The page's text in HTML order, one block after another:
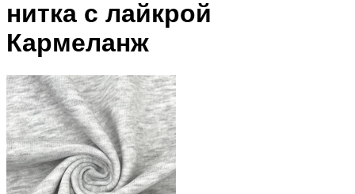
нитка с лайкрой
Кармеланж